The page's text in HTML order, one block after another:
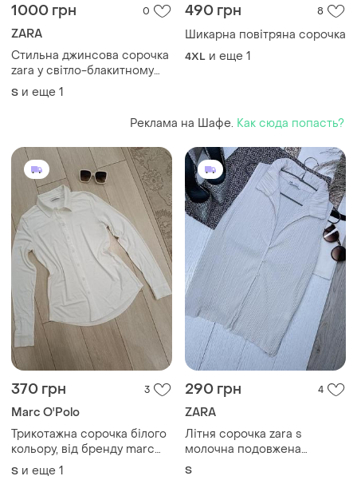
1000 грн 0
ZARA
Стильна джинсова сорочка
zara у світло-блакитному
кольорі. актуальна модель
oversize, яка чудово
гардероб. стан ідеальний
розмір s-m
S и еще 1
490 грн 8
Шикарна повітряна сорочка
4XL и еще 1
Реклама на Шафе. Как сюда попасть?
370 грн 3
Marc O'Polo
Трикотажна сорочка білого
кольору, від бренду marc
o'polo. приталений крій з
класичним відкладним
S и еще 1
290 грн 4
ZARA
Літня сорочка zara s
молочна подовжена
сорочка плісирована
S